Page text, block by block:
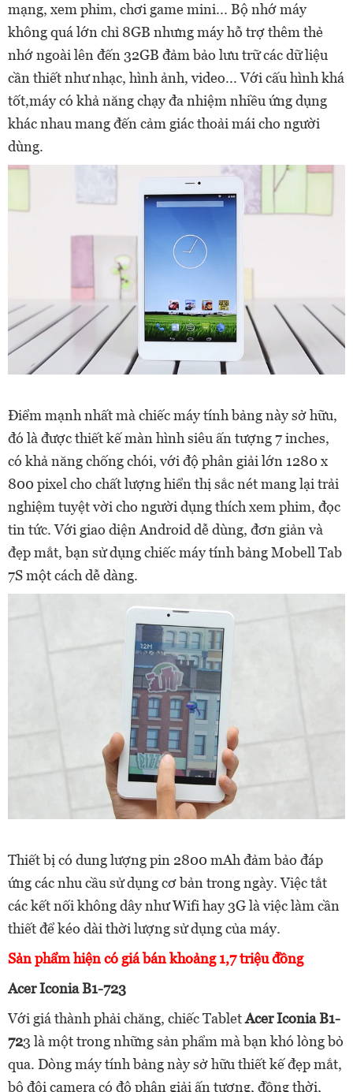
mạng, xem phim, chơi game mini... Bộ nhớ máy
không quá lớn chỉ 8GB nhưng máy hỗ trợ thêm thẻ
nhớ ngoài lên đến 32GB đảm bảo lưu trữ các dữ liệu
cần thiết như nhạc, hình ảnh, video... Với cấu hình khá
tốt,máy có khả năng chạy đa nhiệm nhiều ứng dụng
khác nhau mang đến cảm giác thoải mái cho người
dùng.
Điểm mạnh nhất mà chiếc máy tính bảng này sở hữu,
đó là được thiết kế màn hình siêu ấn tượng 7 inches,
có khả năng chống chói, với độ phân giải lớn 1280 x
800 pixel cho chất lượng hiển thị sắc nét mang lại trải
nghiệm tuyệt vời cho người dụng thích xem phim, đọc
tin tức. Với giao diện Android dễ dùng, đơn giản và
đẹp mắt, bạn sử dụng chiếc máy tính bảng Mobell Tab
7S một cách dễ dàng.
Thiết bị có dung lượng pin 2800 mAh đảm bảo đáp
ứng các nhu cầu sử dụng cơ bản trong ngày. Việc tắt
các kết nối không dây như Wifi hay 3G là việc làm cần
thiết để kéo dài thời lượng sử dụng của máy.
Sản phẩm hiện có giá bán khoảng 1,7 triệu đồng
Acer Iconia B1-723
Với giá thành phải chăng, chiếc TabletAcer Iconia B1-
723 là một trong những sản phẩm mà bạn khó lòng bỏ
qua. Dòng máy tính bảng này sở hữu thiết kế đẹp mắt,
bộ đôi camera có độ phân giải ấn tượng, đồng thời,